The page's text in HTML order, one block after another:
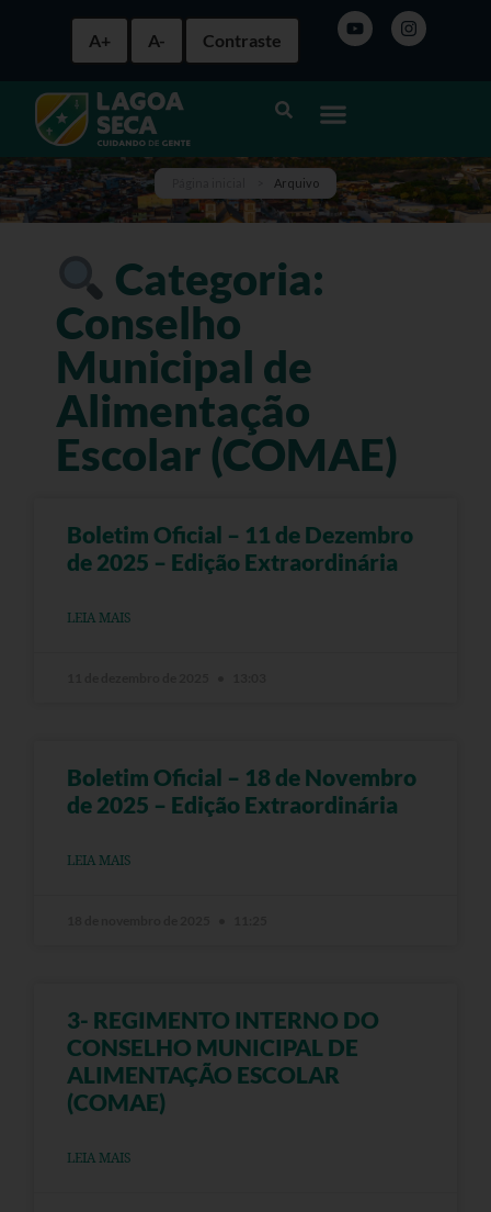
A+ A- Contraste
Arquivo
Categoria:
Conselho
Municipal de
Alimentação
Escolar (COMAE)
Boletim Oficial – 11 de Dezembro
de 2025 – Edição Extraordinária
LEIA MAIS
Boletim Oficial – 18 de Novembro
de 2025 – Edição Extraordinária
LEIA MAIS
3- REGIMENTO INTERNO DO
CONSELHO MUNICIPAL DE
ALIMENTAÇÃO ESCOLAR
(COMAE)
LEIA MAIS